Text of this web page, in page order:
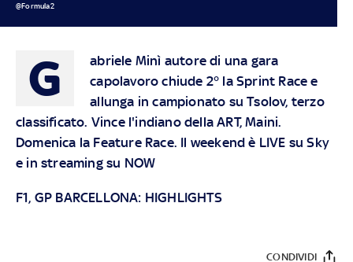
@Formula2
G
abriele Minì autore di una gara
capolavoro chiude 2° la Sprint Race e
allunga in campionato su Tsolov, terzo
classificato. Vince l'indiano della ART, Maini.
Domenica la Feature Race. Il weekend è LIVE suSky
e in streaming su NOW
F1, GP BARCELLONA: HIGHLIGHTS
CONDIVIDI